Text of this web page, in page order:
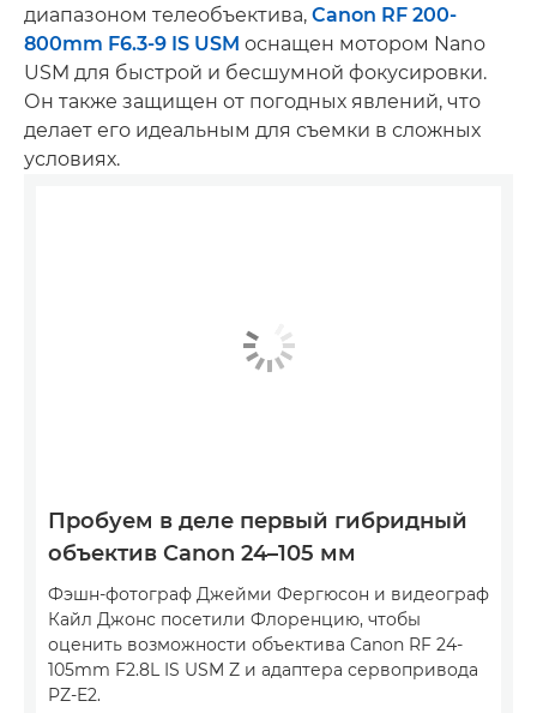
диапазоном телеобъектива, Canon RF 200-
800mm F6.3-9 IS USM оснащен мотором Nano
USM для быстрой и бесшумной фокусировки.
Он также защищен от погодных явлений, что
делает его идеальным для съемки в сложных
условиях.
Пробуем в деле первый гибридный
объектив Canon 24–105 мм
Фэшн-фотограф Джейми Фергюсон и видеограф
Кайл Джонс посетили Флоренцию, чтобы
оценить возможности объектива Canon RF 24-
105mm F2.8L IS USM Z и адаптера сервопривода
PZ-E2.